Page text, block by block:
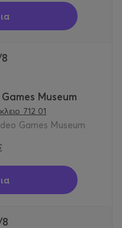
8
Museum
712 01
Games Museum
8